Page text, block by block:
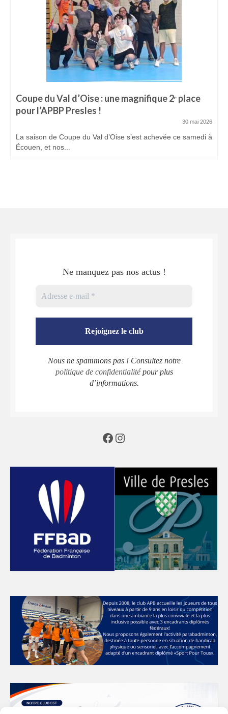
Coupe du Val d’Oise : une magnifique 2ᵉ place
pour l’APBP Presles !
30 mai 2026
La saison de Coupe du Val d’Oise s’est achevée ce samedi à
Écouen, et nos...
Ne manquez pas nos actus !
Nous ne spammons pas ! Consultez notre
politique de confidentialitépour plus
d’informations.
Facebook
Instagram